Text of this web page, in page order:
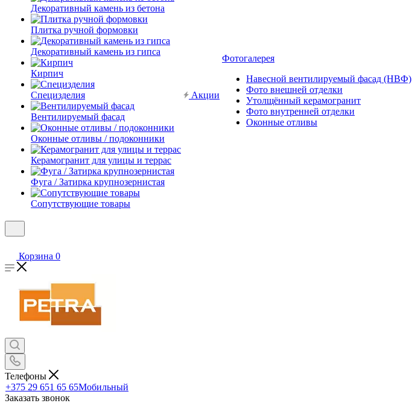
Декоративный камень из бетона
Плитка ручной формовки
Декоративный камень из гипса
Кирпич
Специзделия
Вентилируемый фасад
Оконные отливы / подоконники
Керамогранит для улицы и террас
Фуга / Затирка крупнозернистая
Сопутствующие товары
Акции
Фотогалерея
Навесной вентилируемый фасад (НВФ)
Фото внешней отделки
Утолщённый керамогранит
Фото внутренней отделки
Оконные отливы
Корзина 0
Телефоны
+375 29 651 65 65Мобильный
Заказать звонок